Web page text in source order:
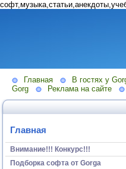
Главная
В гостях у
Gorg
Реклама на сайте
Главная
Внимание!!! Конкурс!!!
Подборка софта от Gorga